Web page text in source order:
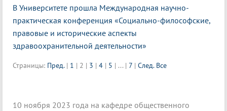
В Университете прошла Международная научно-
практическая конференция «Социально-философские,
правовые и исторические аспекты
здравоохранительной деятельности»
Страницы: Пред. | 1 | 2 | 3 | 4 | 5 | ... | 7 | След. Все
10 ноября 2023 года на кафедре общественного